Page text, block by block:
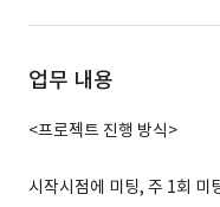
업무 내용
<프로젝트 진행 방식>
시작시점에 미팅, 주 1회 미